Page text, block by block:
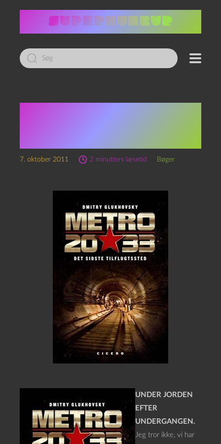
Led
efter:
7. oktober 2011 2 minutters læsetid Bøger
UNDER JORDEN
EFTER
UNDERGANGEN.
Jeg tror ikke, vi har